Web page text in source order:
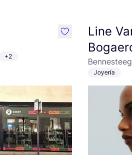
+2
like
Line
Joyería